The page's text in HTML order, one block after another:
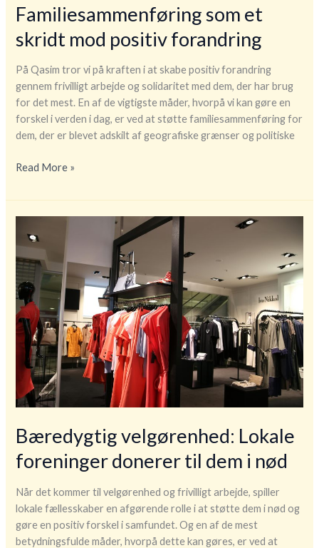
Familiesammenføring som et
skridt mod positiv forandring
På Qasim tror vi på kraften i at skabe positiv forandring
gennem frivilligt arbejde og solidaritet med dem, der har brug
for det mest. En af de vigtigste måder, hvorpå vi kan gøre en
forskel i verden i dag, er ved at støtte familiesammenføring for
dem, der er blevet adskilt af geografiske grænser og politiske
Familiesammenføring
et
skridt
mod
positiv
forandring
Read More »
Bæredygtig velgørenhed: Lokale
foreninger donerer til dem i nød
Når det kommer til velgørenhed og frivilligt arbejde, spiller
lokale fællesskaber en afgørende rolle i at støtte dem i nød og
gøre en positiv forskel i samfundet. Og en af de mest
betydningsfulde måder, hvorpå dette kan gøres, er ved at